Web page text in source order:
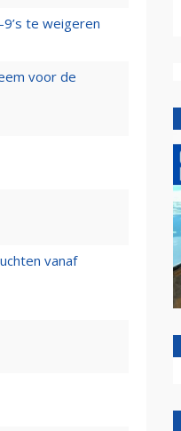
te weigeren
voor de
vanaf